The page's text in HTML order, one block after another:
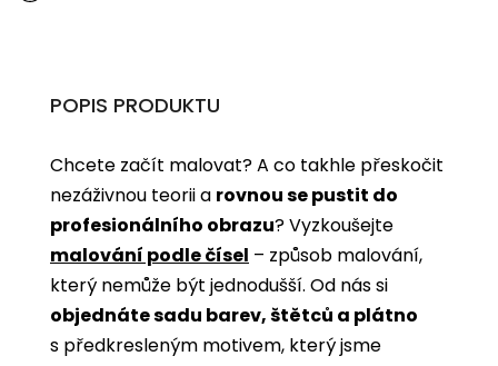
POPIS PRODUKTU
Chcete začít malovat? A co takhle přeskočit
nezáživnou teorii a rovnou se pustit do
profesionálního obrazu? Vyzkoušejte
malování podle čísel ­­– způsob malování,
který nemůže být jednodušší. Od nás si
objednáte sadu barev, štětců a plátno
s předkresleným motivem, který jsme